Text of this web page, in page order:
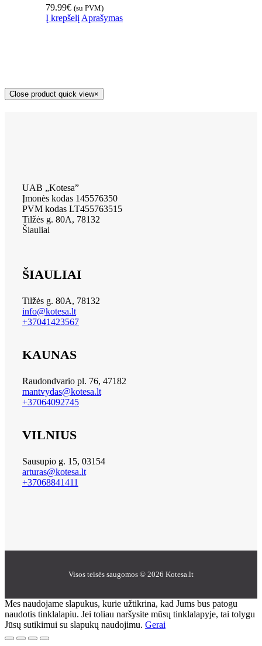
79.99€ (su PVM)
Į krepšelį Aprašymas
Close product quick view×
UAB „Kotesa”
Įmonės kodas 145576350
PVM kodas LT455763515
Tilžės g. 80A, 78132
Šiauliai
ŠIAULIAI
Tilžės g. 80A, 78132
info@kotesa.lt
+37041423567
KAUNAS
Raudondvario pl. 76, 47182
mantvydas@kotesa.lt
+37064092745
VILNIUS
Sausupio g. 15, 03154
arturas@kotesa.lt
+37068841411
Visos teisės saugomos © 2026 Kotesa.lt
Mes naudojame slapukus, kurie užtikrina, kad Jums bus patogu
naudotis tinklalapiu. Jei toliau naršysite mūsų tinklalapyje, tai tolygu
Jūsų sutikimui su slapukų naudojimu. Gerai